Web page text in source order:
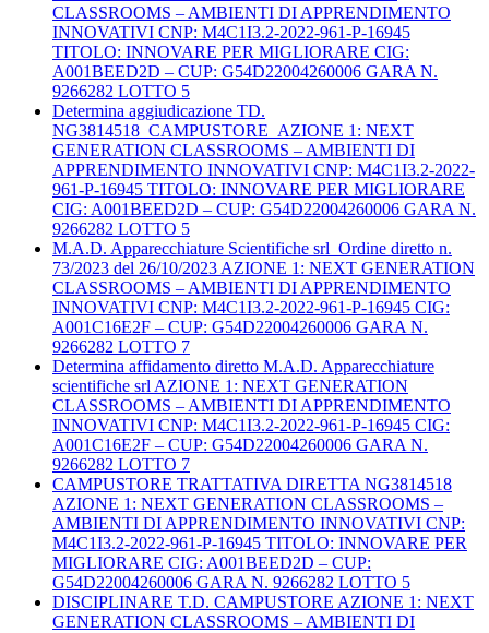
CLASSROOMS – AMBIENTI DI APPRENDIMENTO
INNOVATIVI CNP: M4C1I3.2-2022-961-P-16945
TITOLO: INNOVARE PER MIGLIORARE CIG:
A001BEED2D – CUP: G54D22004260006 GARA N.
9266282 LOTTO 5
Determina aggiudicazione TD.
NG3814518_CAMPUSTORE_AZIONE 1: NEXT
GENERATION CLASSROOMS – AMBIENTI DI
APPRENDIMENTO INNOVATIVI CNP: M4C1I3.2-2022-
961-P-16945 TITOLO: INNOVARE PER MIGLIORARE
CIG: A001BEED2D – CUP: G54D22004260006 GARA N.
9266282 LOTTO 5
M.A.D. Apparecchiature Scientifiche srl_Ordine diretto n.
73/2023 del 26/10/2023 AZIONE 1: NEXT GENERATION
CLASSROOMS – AMBIENTI DI APPRENDIMENTO
INNOVATIVI CNP: M4C1I3.2-2022-961-P-16945 CIG:
A001C16E2F – CUP: G54D22004260006 GARA N.
9266282 LOTTO 7
Determina affidamento diretto M.A.D. Apparecchiature
scientifiche srl AZIONE 1: NEXT GENERATION
CLASSROOMS – AMBIENTI DI APPRENDIMENTO
INNOVATIVI CNP: M4C1I3.2-2022-961-P-16945 CIG:
A001C16E2F – CUP: G54D22004260006 GARA N.
9266282 LOTTO 7
CAMPUSTORE TRATTATIVA DIRETTA NG3814518
AZIONE 1: NEXT GENERATION CLASSROOMS –
AMBIENTI DI APPRENDIMENTO INNOVATIVI CNP:
M4C1I3.2-2022-961-P-16945 TITOLO: INNOVARE PER
MIGLIORARE CIG: A001BEED2D – CUP:
G54D22004260006 GARA N. 9266282 LOTTO 5
DISCIPLINARE T.D. CAMPUSTORE AZIONE 1: NEXT
GENERATION CLASSROOMS – AMBIENTI DI